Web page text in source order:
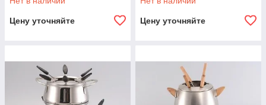
Цену уточняйте Цену уточняйте